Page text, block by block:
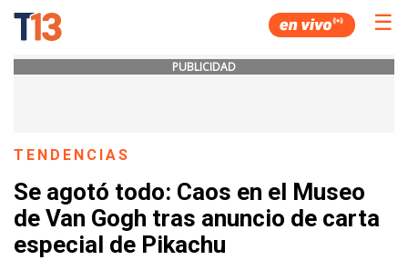
☰
PUBLICIDAD
TENDENCIAS
Se agotó todo: Caos en el Museo
de Van Gogh tras anuncio de carta
especial de Pikachu